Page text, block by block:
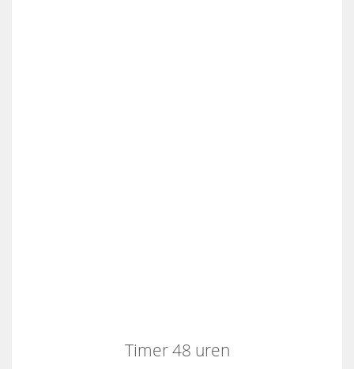
Timer 48 uren